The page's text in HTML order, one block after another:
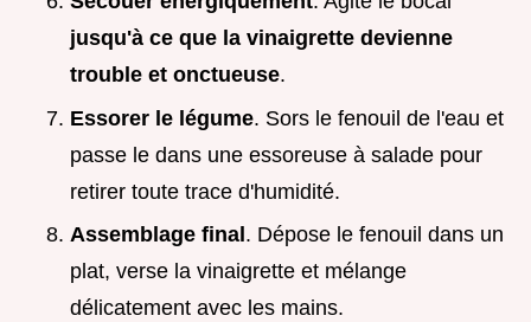
jusqu'à ce que la vinaigrette devienne
trouble et onctueuse.
Essorer le légume. Sors le fenouil de l'eau et
passe le dans une essoreuse à salade pour
retirer toute trace d'humidité.
Assemblage final . Dépose le fenouil dans un
plat, verse la vinaigrette et mélange
délicatement avec les mains.